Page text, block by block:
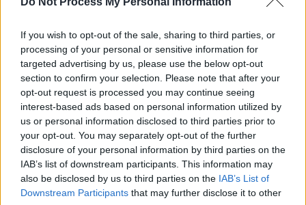
If you wish to opt-out of the sale, sharing to third parties, or
processing of your personal or sensitive information for
targeted advertising by us, please use the below opt-out
section to confirm your selection. Please note that after your
opt-out request is processed you may continue seeing
interest-based ads based on personal information utilized by
us or personal information disclosed to third parties prior to
your opt-out. You may separately opt-out of the further
disclosure of your personal information by third parties on the
IAB’s list of downstream participants. This information may
also be disclosed by us to third parties on the IAB’s List of
Downstream Participants that may further disclose it to other
Κόσμος|25.05.2024 07:36
Χάος στην Παπούα Νέα Γουϊνέα:
Περισσότεροι από 300 άνθρωποι και
1.182 σπίτια θάφτηκαν στη λάσπη